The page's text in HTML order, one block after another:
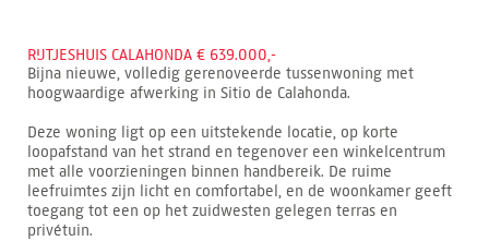
RIJTJESHUIS CALAHONDA € 639.000,-
Bijna nieuwe, volledig gerenoveerde tussenwoning met
hoogwaardige afwerking in Sitio de Calahonda.
Deze woning ligt op een uitstekende locatie, op korte
loopafstand van het strand en tegenover een winkelcentrum
met alle voorzieningen binnen handbereik. De ruime
leefruimtes zijn licht en comfortabel, en de woonkamer geeft
toegang tot een op het zuidwesten gelegen terras en
privétuin.